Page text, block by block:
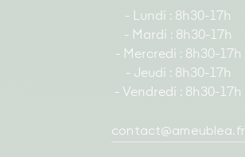
- Lundi : 8h30-17h
- Mardi : 8h30-17h
- Mercredi : 8h30-17h
- Jeudi : 8h30-17h
- Vendredi : 8h30-17h
contact@ameublea.fr